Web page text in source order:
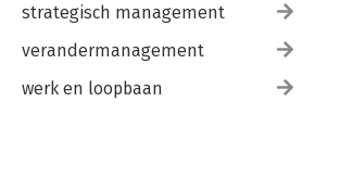
strategisch management
verandermanagement
werk en loopbaan